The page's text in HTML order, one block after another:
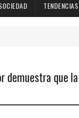
TENDENCIAS
demuestra que